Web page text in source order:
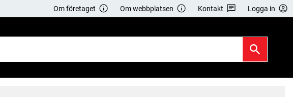
Om företaget Om webbplatsen Kontakt Logga in